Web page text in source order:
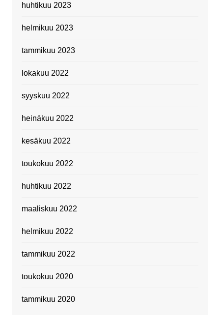
huhtikuu 2023
helmikuu 2023
tammikuu 2023
lokakuu 2022
syyskuu 2022
heinäkuu 2022
kesäkuu 2022
toukokuu 2022
huhtikuu 2022
maaliskuu 2022
helmikuu 2022
tammikuu 2022
toukokuu 2020
tammikuu 2020